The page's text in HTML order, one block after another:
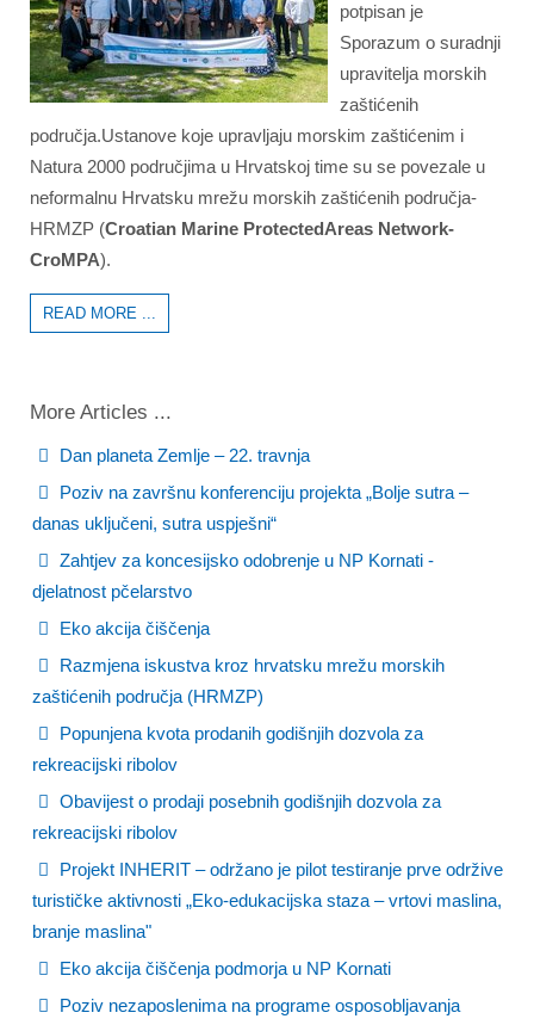
potpisan je
Sporazum o suradnji
upravitelja morskih
zaštićenih
područja.Ustanove koje upravljaju morskim zaštićenim i
Natura 2000 područjima u Hrvatskoj time su se povezale u
neformalnu Hrvatsku mrežu morskih zaštićenih područja-
HRMZP (Croatian Marine ProtectedAreas Network-
CroMPA).
READ MORE ...
More Articles ...
Dan planeta Zemlje – 22. travnja
Poziv na završnu konferenciju projekta „Bolje sutra –
danas uključeni, sutra uspješni“
Zahtjev za koncesijsko odobrenje u NP Kornati -
djelatnost pčelarstvo
Eko akcija čiščenja
Razmjena iskustva kroz hrvatsku mrežu morskih
zaštićenih područja (HRMZP)
Popunjena kvota prodanih godišnjih dozvola za
rekreacijski ribolov
Obavijest o prodaji posebnih godišnjih dozvola za
rekreacijski ribolov
Projekt INHERIT – održano je pilot testiranje prve održive
turističke aktivnosti „Eko-edukacijska staza – vrtovi maslina,
branje maslina"
Eko akcija čiščenja podmorja u NP Kornati
Poziv nezaposlenima na programe osposobljavanja